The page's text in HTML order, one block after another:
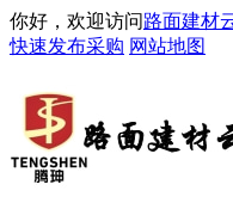
你好，欢迎访问路面建材
快速发布采购 网站地图